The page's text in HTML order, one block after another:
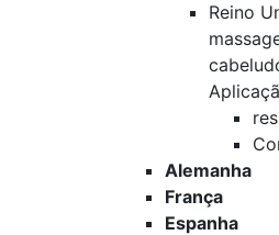
Reino
Alemanha
França
Espanha